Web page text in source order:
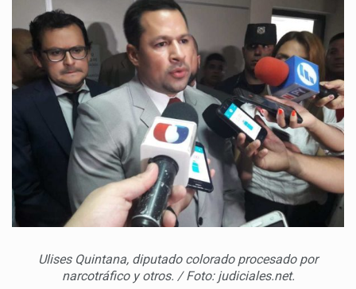
Ulises Quintana, diputado colorado procesado por
narcotráfico y otros. / Foto: judiciales.net.